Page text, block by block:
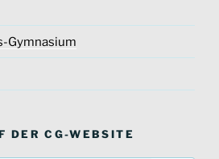
Gymnasium
DER CG-WEBSITE